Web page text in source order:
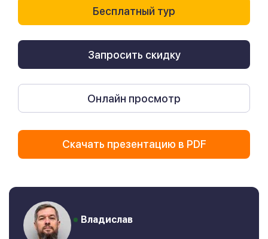
Бесплатный тур
Запросить скидку
Онлайн просмотр
Скачать презентацию в PDF
Владислав